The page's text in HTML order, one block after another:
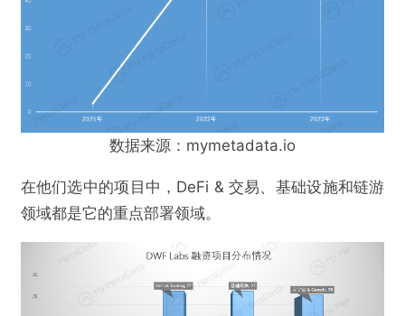
@MyMetaData
色情 诱导行为
数据来源：mymetadata.io
在他们选中的项目中，DeFi & 交易、基础设施和链游
领域都是它的重点部署领域。